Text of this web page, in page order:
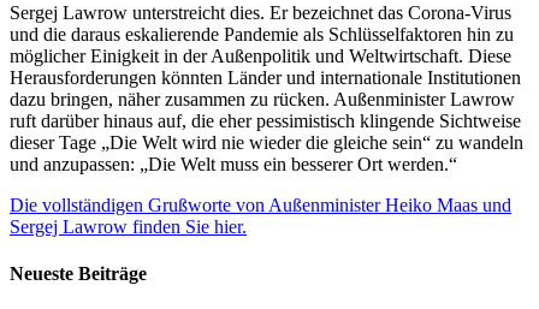
Sergej Lawrow unterstreicht dies. Er bezeichnet das Corona-Virus
und die daraus eskalierende Pandemie als Schlüsselfaktoren hin zu
möglicher Einigkeit in der Außenpolitik und Weltwirtschaft. Diese
Herausforderungen könnten Länder und internationale Institutionen
dazu bringen, näher zusammen zu rücken. Außenminister Lawrow
ruft darüber hinaus auf, die eher pessimistisch klingende Sichtweise
dieser Tage „Die Welt wird nie wieder die gleiche sein“ zu wandeln
und anzupassen: „Die Welt muss ein besserer Ort werden.“
Die vollständigen Grußworte von Außenminister Heiko Maas und
Sergej Lawrow finden Sie hier.
Neueste Beiträge